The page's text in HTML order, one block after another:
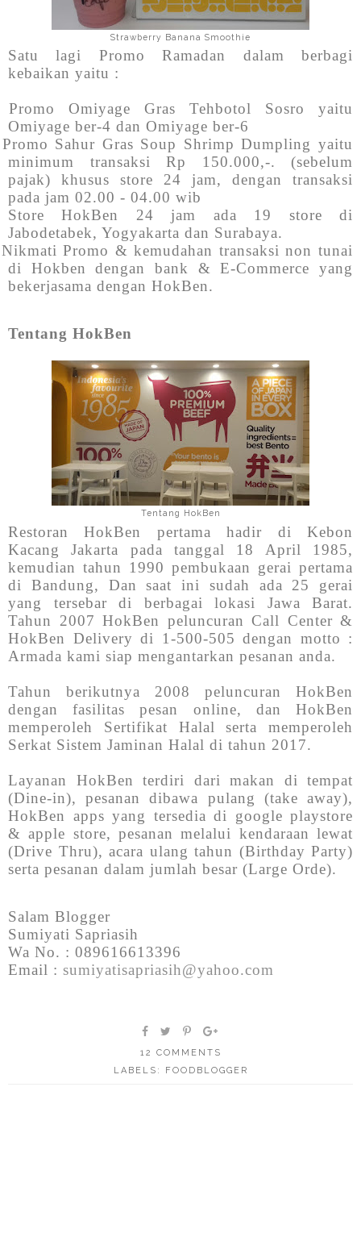
Strawberry Banana Smoothie
Satu lagi Promo Ramadan dalam berbagi
kebaikan yaitu :
Promo Omiyage Gras Tehbotol Sosro yaitu
Omiyage ber-4 dan Omiyage ber-6
Promo Sahur Gras Soup Shrimp Dumpling yaitu
minimum transaksi Rp 150.000,-. (sebelum
pajak) khusus store 24 jam, dengan transaksi
pada jam 02.00 - 04.00 wib
Store HokBen 24 jam ada 19 store di
Jabodetabek, Yogyakarta dan Surabaya.
Nikmati Promo & kemudahan transaksi non tunai
di Hokben dengan bank & E-Commerce yang
bekerjasama dengan HokBen.
Tentang HokBen
Tentang HokBen
Restoran HokBen pertama hadir di Kebon
Kacang Jakarta pada tanggal 18 April 1985,
kemudian tahun 1990 pembukaan gerai pertama
di Bandung, Dan saat ini sudah ada 25 gerai
yang tersebar di berbagai lokasi Jawa Barat.
Tahun 2007 HokBen peluncuran Call Center &
HokBen Delivery di 1-500-505 dengan motto :
Armada kami siap mengantarkan pesanan anda.
Tahun berikutnya 2008 peluncuran HokBen
dengan fasilitas pesan online, dan HokBen
memperoleh Sertifikat Halal serta memperoleh
Serkat Sistem Jaminan Halal di tahun 2017.
Layanan HokBen terdiri dari makan di tempat
(Dine-in), pesanan dibawa pulang (take away),
HokBen apps yang tersedia di google playstore
& apple store, pesanan melalui kendaraan lewat
(Drive Thru), acara ulang tahun (Birthday Party)
serta pesanan dalam jumlah besar (Large Orde).
Salam Blogger
Sumiyati Sapriasih
Wa No. : 089616613396
Email : sumiyatisapriasih@yahoo.com
12 COMMENTS
LABELS:
FOODBLOGGER